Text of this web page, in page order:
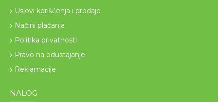
Uslovi korišćenja i prodaje
Načini plaćanja
Politika privatnosti
Pravo na odustajanje
Reklamacije
NALOG